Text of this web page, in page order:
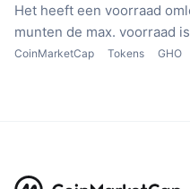
Het heeft een voorraad
munten de max. voorraad
CoinMarketCap Tokens GHO